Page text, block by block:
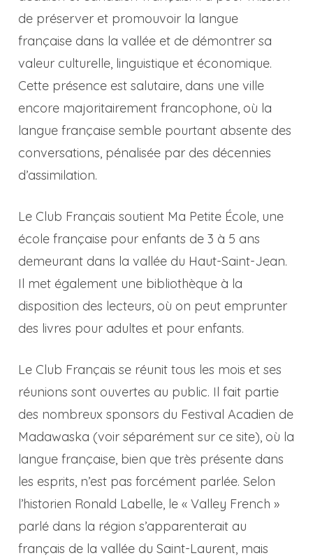
de préserver et promouvoir la langue
française dans la vallée et de démontrer sa
valeur culturelle, linguistique et économique.
Cette présence est salutaire, dans une ville
encore majoritairement francophone, où la
langue française semble pourtant absente des
conversations, pénalisée par des décennies
d’assimilation.
Le Club Français soutient Ma Petite École, une
école française pour enfants de 3 à 5 ans
demeurant dans la vallée du Haut-Saint-Jean.
Il met également une bibliothèque à la
disposition des lecteurs, où on peut emprunter
des livres pour adultes et pour enfants.
Le Club Français se réunit tous les mois et ses
réunions sont ouvertes au public. Il fait partie
des nombreux sponsors du Festival Acadien de
Madawaska (voir séparément sur ce site), où la
langue française, bien que très présente dans
les esprits, n’est pas forcément parlée. Selon
l’historien Ronald Labelle, le « Valley French »
parlé dans la région s’apparenterait au
français de la vallée du Saint-Laurent, mais